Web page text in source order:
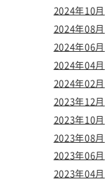
2024年10月
2024年08月
2024年06月
2024年04月
2024年02月
2023年12月
2023年10月
2023年08月
2023年06月
2023年04月